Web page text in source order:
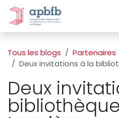
Se rendre au contenu
Tous les blogs
Partenaires
Deux invitations à la
Deux